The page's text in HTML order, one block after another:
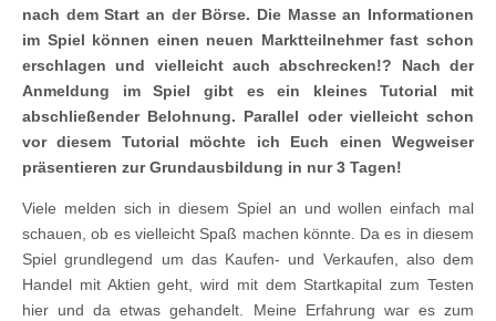
nach dem Start an der Börse. Die Masse an Informationen
im Spiel können einen neuen Marktteilnehmer fast schon
erschlagen und vielleicht auch abschrecken!? Nach der
Anmeldung im Spiel gibt es ein kleines Tutorial mit
abschließender Belohnung. Parallel oder vielleicht schon
vor diesem Tutorial möchte ich Euch einen Wegweiser
präsentieren zur Grundausbildung in nur 3 Tagen!
Viele melden sich in diesem Spiel an und wollen einfach mal
schauen, ob es vielleicht Spaß machen könnte. Da es in diesem
Spiel grundlegend um das Kaufen- und Verkaufen, also dem
Handel mit Aktien geht, wird mit dem Startkapital zum Testen
hier und da etwas gehandelt. Meine Erfahrung war es zum